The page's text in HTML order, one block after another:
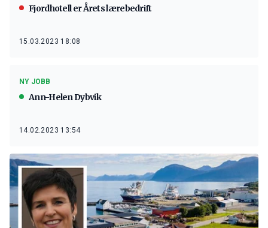
Fjordhotell er Årets lærebedrift
15.03.2023 18:08
NY JOBB
Ann-Helen Dybvik
14.02.2023 13:54